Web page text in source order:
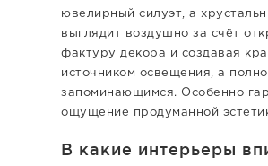
ювелирный силуэт, а
выглядит воздушно за счёт
фактуру декора и создавая
источником освещения, а
запоминающимся. Особенно
ощущение продуманной
В какие интерьеры